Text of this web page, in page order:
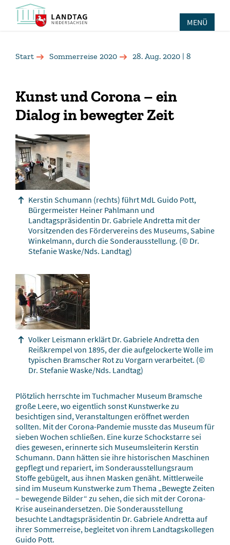
MENÜ
Start Sommerreise 2020 28. Aug. 2020 | 8
Kunst und Corona – ein
Dialog in bewegter Zeit
Kerstin Schumann (rechts) führt MdL Guido Pott,
Bürgermeister Heiner Pahlmann und
Landtagspräsidentin Dr. Gabriele Andretta mit der
Vorsitzenden des Fördervereins des Museums, Sabine
Winkelmann, durch die Sonderausstellung. (© Dr.
Stefanie Waske/Nds. Landtag)
Volker Leismann erklärt Dr. Gabriele Andretta den
Reißkrempel von 1895, der die aufgelockerte Wolle im
typischen Bramscher Rot zu Vorgarn verarbeitet. (©
Dr. Stefanie Waske/Nds. Landtag)
Plötzlich herrschte im Tuchmacher Museum Bramsche
große Leere, wo eigentlich sonst Kunstwerke zu
besichtigen sind, Veranstaltungen eröffnet werden
sollten. Mit der Corona-Pandemie musste das Museum für
sieben Wochen schließen. Eine kurze Schockstarre sei
dies gewesen, erinnerte sich Museumsleiterin Kerstin
Schumann. Dann hätten sie ihre historischen Maschinen
gepflegt und repariert, im Sonderausstellungsraum
Stoffe gebügelt, aus ihnen Masken genäht. Mittlerweile
sind im Museum Kunstwerke zum Thema „Bewegte Zeiten
– bewegende Bilder“ zu sehen, die sich mit der Corona-
Krise auseinandersetzen. Die Sonderausstellung
besuchte Landtagspräsidentin Dr. Gabriele Andretta auf
ihrer Sommerreise, begleitet von ihrem Landtagskollegen
Guido Pott.